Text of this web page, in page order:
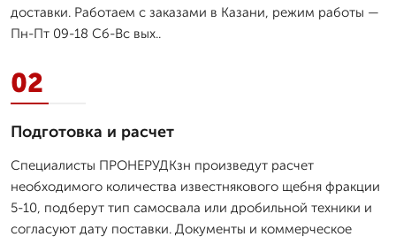
доставки. Работаем с заказами в Казани, режим работы —
Пн-Пт 09-18 Сб-Вс вых..
02
Подготовка и расчет
Специалисты ПРОНЕРУДКзн произведут расчет
необходимого количества известнякового щебня фракции
5-10, подберут тип самосвала или дробильной техники и
согласуют дату поставки. Документы и коммерческое